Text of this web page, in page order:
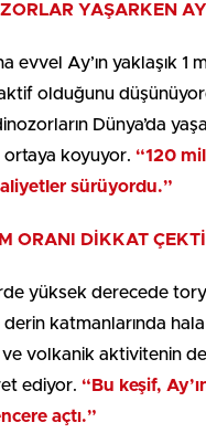
YAŞARKEN
evvel Ay’ın yaklaşık 1
olduğunu
Dünya’da
ortaya koyuyor. “120
sürüyordu.”
ORANI DİKKAT ÇEKTİ
yüksek derecede
katmanlarında hala
volkanik aktivitenin
ediyor. “Bu keşif,
açtı.”